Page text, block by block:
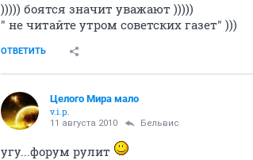
))))) боятся значит уважают )))))
" не читайте утром советских газет" )))
ОТВЕТИТЬ
Целого Мира мало
v.i.p.
11 августа 2010 Бельвис
угу...форум рулит